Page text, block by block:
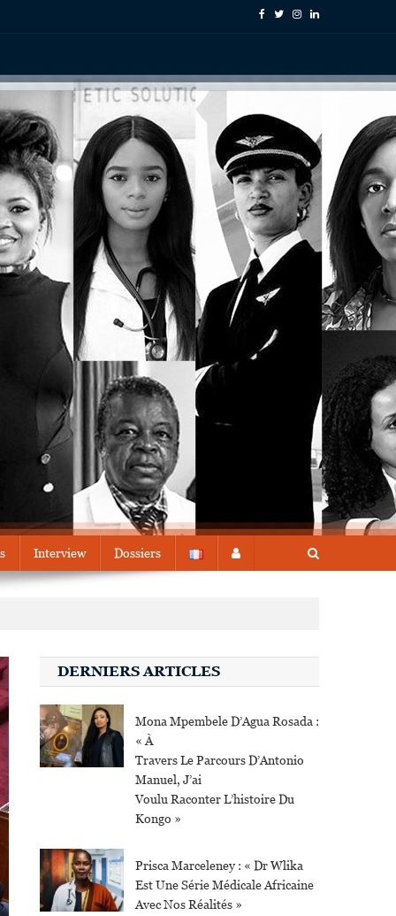
Interview Dossiers
DERNIERS ARTICLES
Mona Mpembele D’Agua Rosada :
« À
Travers Le Parcours D’Antonio
Manuel, J’ai
Voulu Raconter L’histoire Du
Kongo »
Prisca Marceleney : « Dr Wlika
Est Une Série Médicale Africaine
Avec Nos Réalités »